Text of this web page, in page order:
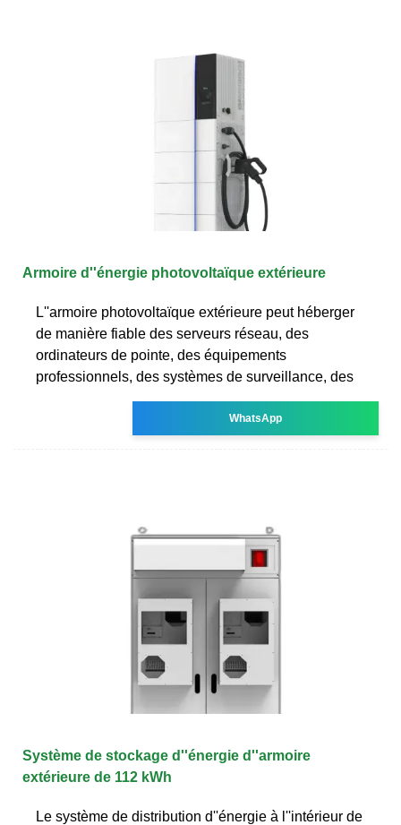
Armoire d''énergie photovoltaïque extérieure
L''armoire photovoltaïque extérieure peut héberger
de manière fiable des serveurs réseau, des
ordinateurs de pointe, des équipements
professionnels, des systèmes de surveillance, des
WhatsApp
Système de stockage d''énergie d''armoire
extérieure de 112 kWh
Le système de distribution d''énergie à l''intérieur de